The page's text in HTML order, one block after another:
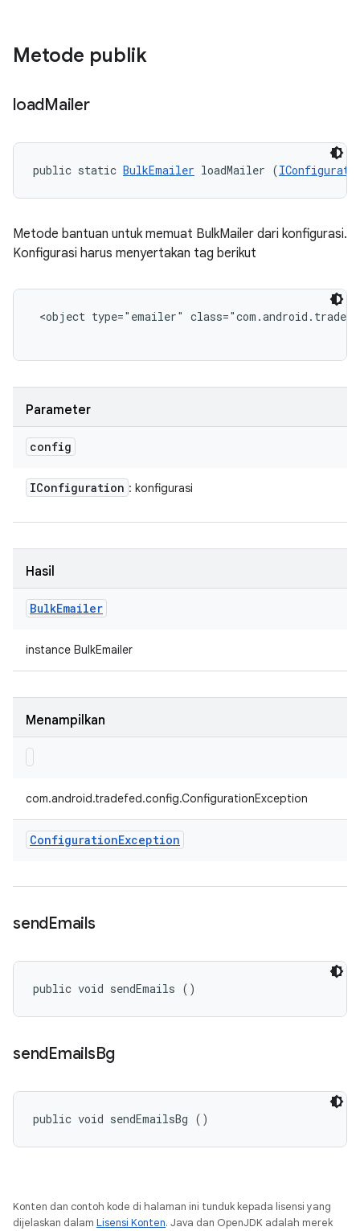
Metode publik
loadMailer
public static BulkEmailer loadMailer (
Metode bantuan untuk memuat BulkMailer dari konfigurasi.
Konfigurasi harus menyertakan tag berikut
<object type="emailer"
Parameter
config
IConfiguration : konfigurasi
Hasil
BulkEmailer
instance BulkEmailer
Menampilkan
com.android.tradefed.config.ConfigurationException
ConfigurationException
sendEmails
public void sendEmails ()
sendEmailsBg
public void sendEmailsBg ()
Konten dan contoh kode di halaman ini tunduk kepada lisensi yang
dijelaskan dalam Lisensi Konten. Java dan OpenJDK adalah merek